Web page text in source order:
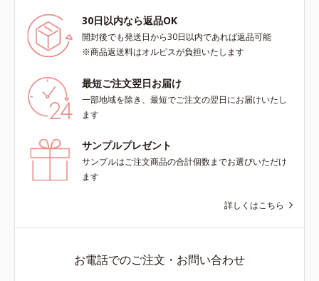
30日以内なら返品OK
開封後でも発送日から30日以内であれば返品可能
※商品返送料はオルビスが負担いたします
最短ご注文翌日お届け
一部地域を除き、最短でご注文の翌日にお届けいたし
ます
サンプルプレゼント
サンプルはご注文商品の合計個数までお選びいただけ
ます
詳しくはこちら
お電話でのご注文・お問い合わせ